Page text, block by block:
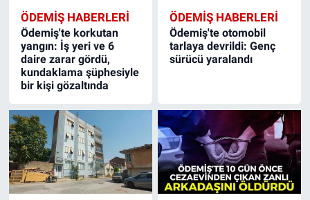
ÖDEMIŞ HABERLERI
Ödemiş'te korkutan
yangın: İş yeri ve 6
daire zarar gördü,
kundaklama şüphesiyle
bir kişi gözaltında
ÖDEMIŞ HABERLERI
Ödemiş'te otomobil
tarlaya devrildi: Genç
sürücü yaralandı